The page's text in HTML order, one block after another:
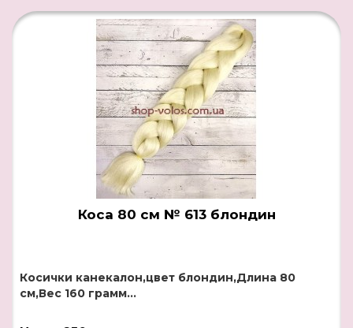
Коса 80 см № 613 блондин
Косички канекалон,цвет блондин,Длина 80
см,Вес 160 грамм...